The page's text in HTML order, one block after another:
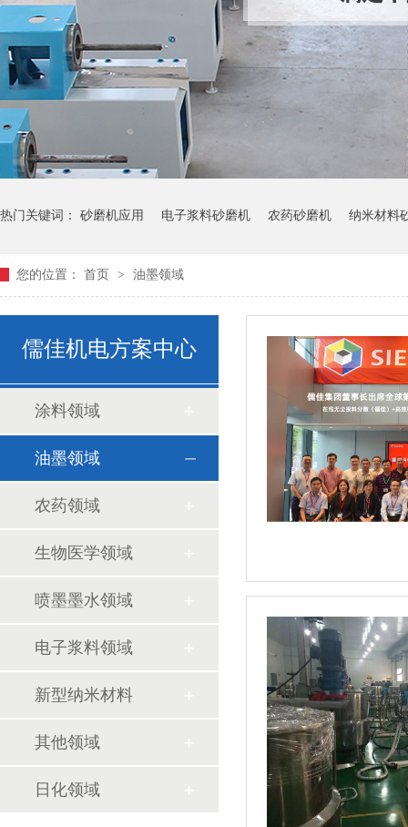
热门关键词： 砂磨机应用 电子浆料砂磨机 农药砂磨机 纳米材料
您的位置： 首页 > 油墨领域
儒佳机电方案中心
涂料领域
油墨领域
农药领域
生物医学领域
喷墨墨水领域
电子浆料领域
新型纳米材料
其他领域
日化领域